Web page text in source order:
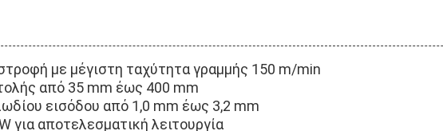
με μέγιστη ταχύτητα γραμμής 150 m/min
από 35 mm έως 400 mm
εισόδου από 1,0 mm έως 3,2 mm
για αποτελεσματική λειτουργία